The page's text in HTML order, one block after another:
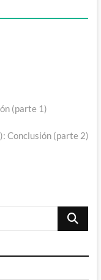
(parte 1)
Conclusión (parte 2)
Buscar